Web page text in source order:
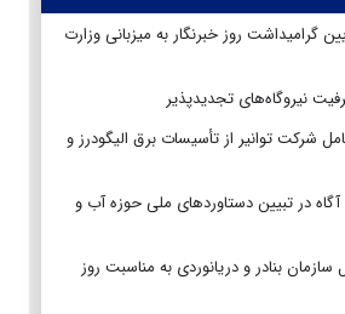
گرامیداشت روز خبرنگار به میزبانی وزارت
شرکت توانیر از تأسیسات برق الیگودرز و
آگاه در تبیین دستاوردهای ملی حوزه آب و
سازمان بنادر و دریانوردی به مناسبت روز